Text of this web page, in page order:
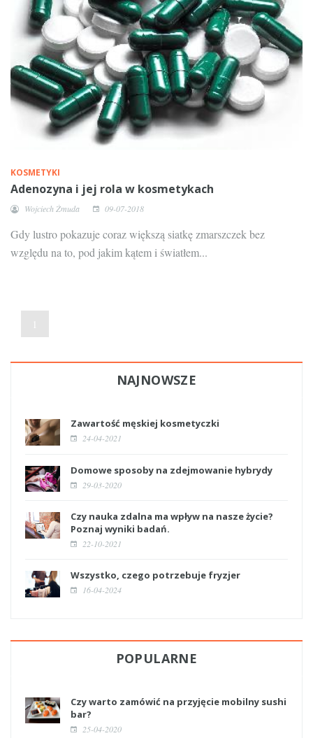
KOSMETYKI
Adenozyna i jej rola w kosmetykach
Wojciech Żmuda 09-07-2018
Gdy lustro pokazuje coraz większą siatkę zmarszczek bez
względu na to, pod jakim kątem i światłem...
1
NAJNOWSZE
Zawartość męskiej kosmetyczki
24-04-2021
Domowe sposoby na zdejmowanie hybrydy
29-03-2020
Czy nauka zdalna ma wpływ na nasze życie?
Poznaj wyniki badań.
22-10-2021
Wszystko, czego potrzebuje fryzjer
16-04-2024
POPULARNE
Czy warto zamówić na przyjęcie mobilny sushi
bar?
25-04-2020